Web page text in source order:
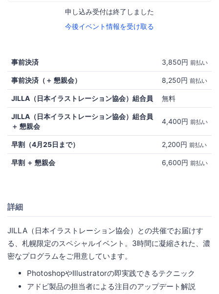
申し込み受付は終了しました
今後イベント情報を受け取る
事前決済 3,850円 前払い
事前決済（＋ 懇親会） 8,250円 前払い
JILLA（日本イラストレーション協会）組合員 無料
JILLA（日本イラストレーション協会）組合員
＋ 懇親会
4,400円 前払い
早割（4月25日まで） 2,200円 前払い
早割 ＋ 懇親会 6,600円 前払い
詳細
JILLA（日本イラストレーション協会）との共催でお届けす
る、札幌限定のスペシャルイベント。3時間に凝縮された、濃
密なプログラムをご用意しています。
PhotoshopやIllustratorの即実践できるテクニック
アドビ製品の担当者による注目のアップデート解説